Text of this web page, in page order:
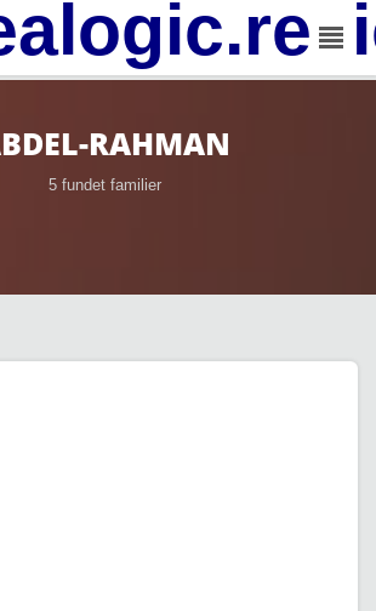
RAHMAN
5 fundet familier